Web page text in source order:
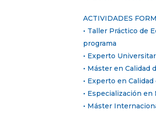
ACTIVIDADES
• Taller Práctico de
programa
• Experto
• Máster en Calidad
• Experto en
• Especialización
• Máster